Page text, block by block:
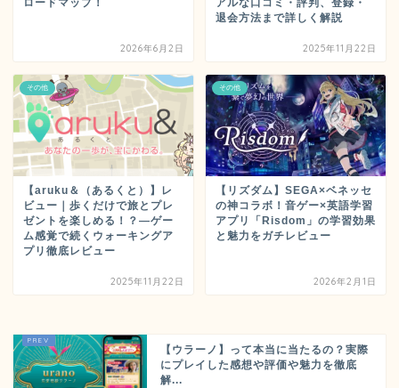
ロードマップ！
2026年6月2日
アルな口コミ・評判、登録・
退会方法まで詳しく解説
2025年11月22日
その他
【aruku＆（あるくと）】レ
ビュー｜歩くだけで旅とプレ
ゼントを楽しめる！？―ゲー
ム感覚で続くウォーキングア
プリ徹底レビュー
2025年11月22日
その他
【リズダム】SEGA×ベネッセ
の神コラボ！音ゲー×英語学習
アプリ「Risdom」の学習効果
と魅力をガチレビュー
2026年2月1日
【ウラーノ】って本当に当たるの？実際
にプレイした感想や評価や魅力を徹底
解...